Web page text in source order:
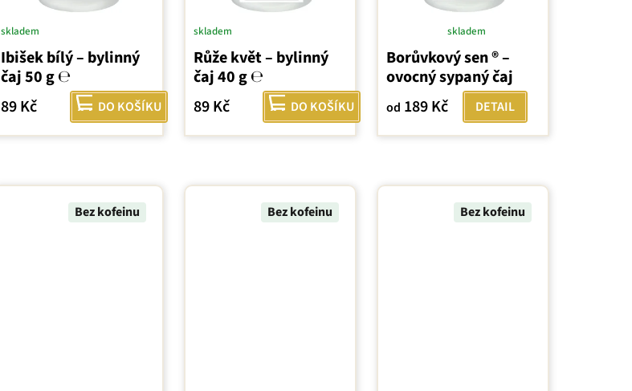
Ibišek bílý – bylinný
čaj 50 g ℮
skladem
89 Kč DO KOŠÍKU
Růže květ – bylinný
čaj 40 g ℮
skladem
89 Kč DO KOŠÍKU
Borůvkový sen ® –
ovocný sypaný čaj
hodnocení
produktu
5,0
z
skladem
od 189 Kč DETAIL
Bez kofeinu Bez kofeinu Bez kofeinu